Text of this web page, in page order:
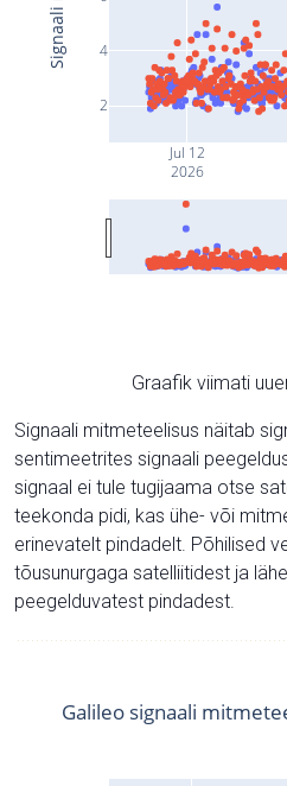
Jul 12
2026
2
4
Graafik viimati
Signaali mitmeteelisus näitab
sentimeetrites signaali
signaal ei tule tugijaama otse
teekonda pidi, kas ühe- või
erinevatelt pindadelt. Põhilised
tõusunurgaga satelliitidest ja
peegelduvatest pindadest.
Galileo signaali